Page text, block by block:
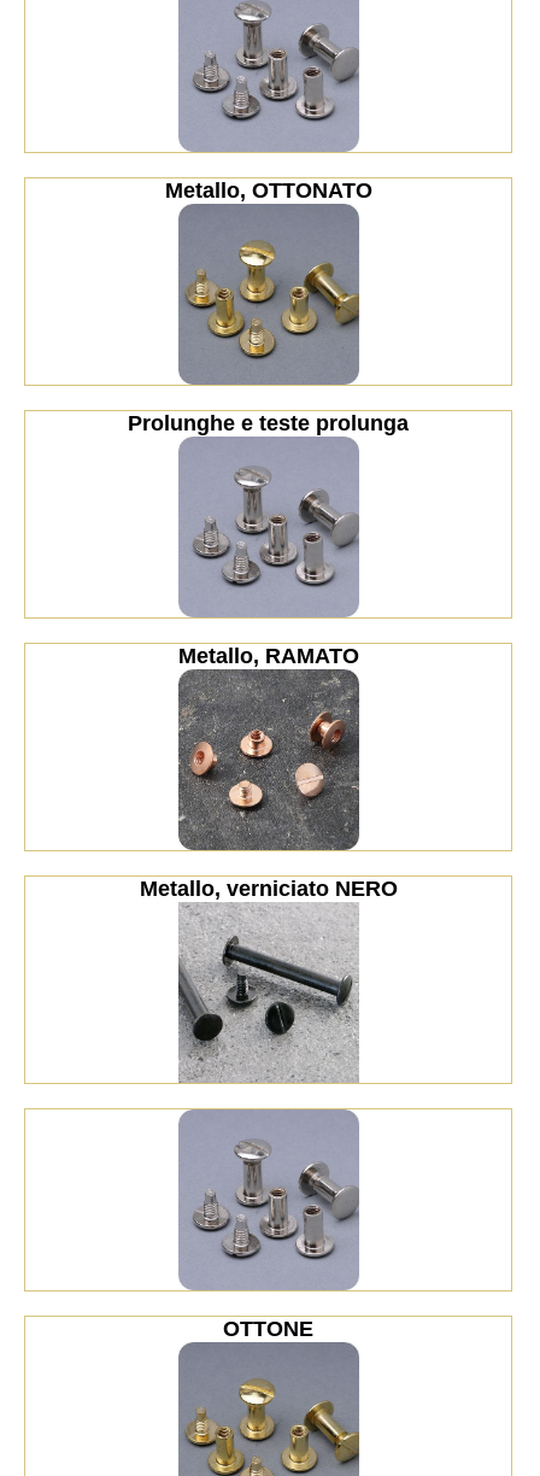
Metallo, OTTONATO
Prolunghe e teste prolunga
Metallo, RAMATO
Metallo, verniciato NERO
OTTONE